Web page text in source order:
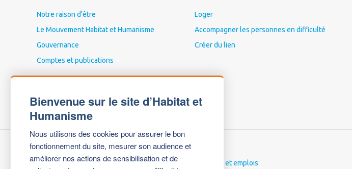
Bienvenue sur le site d’Habitat et
Humanisme
Nous utilisons des cookies pour assurer le bon
fonctionnement du site, mesurer son audience et
améliorer nos actions de sensibilisation et de
Notre raison d’être
Le Mouvement Habitat et Humanisme
Gouvernance
Comptes et publications
Loger
Accompagner les personnes en difficulté
Créer du lien
Nous contacter
Carrières et emplois